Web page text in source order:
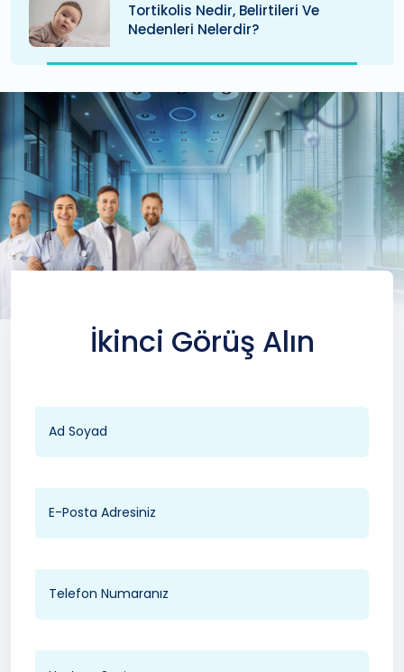
Tortikolis Nedir, Belirtileri Ve
Nedenleri Nelerdir?
İkinci Görüş Alın